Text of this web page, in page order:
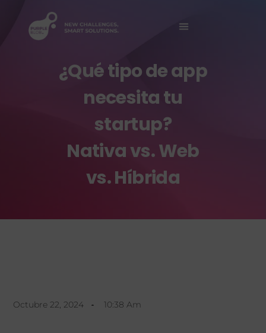
¿Qué tipo de app
necesita tu
startup?
Nativa vs. Web
vs. Híbrida
Octubre 22, 2024 10:38 Am